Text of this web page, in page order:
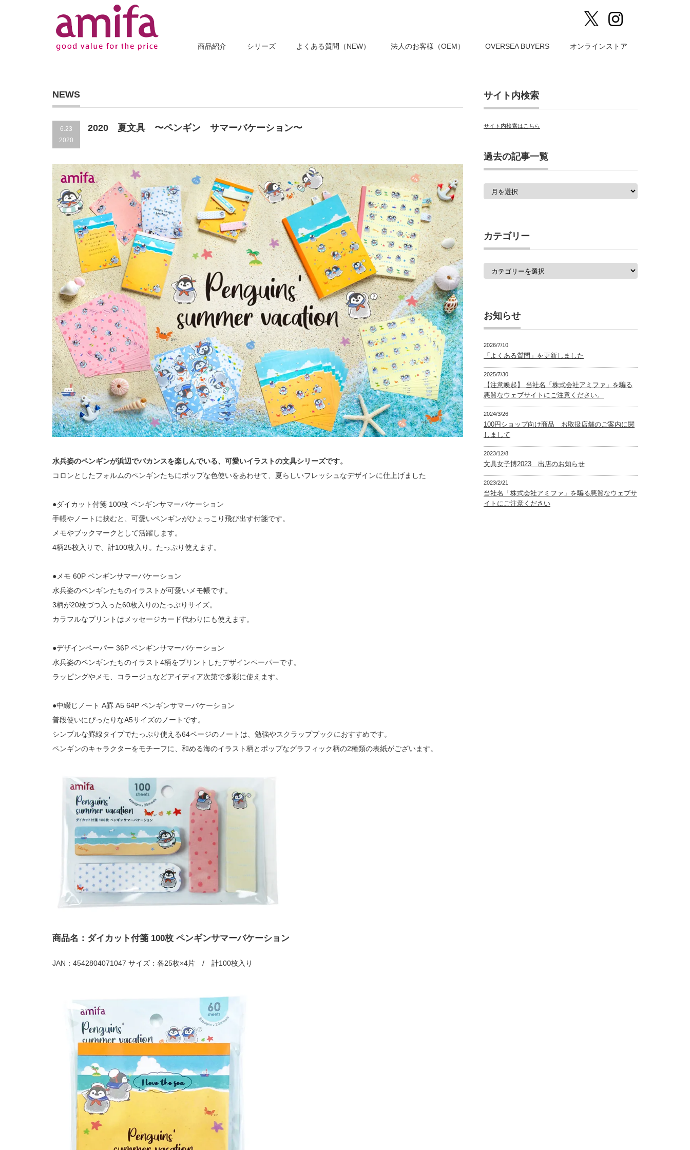
商品紹介 シリーズ よくある質問（NEW） 法人のお客様（OEM） OVERSEA BUYERS オンラインストア
NEWS
6.23
2020
2020 夏文具 〜ペンギン サマーバケーション〜
水兵姿のペンギンが浜辺でバカンスを楽しんでいる、可愛いイラストの文具シリーズです。
コロンとしたフォルムのペンギンたちにポップな色使いをあわせて、夏らしいフレッシュなデザインに仕上げました
●ダイカット付箋 100枚 ペンギンサマーバケーション
手帳やノートに挟むと、可愛いペンギンがひょっこり飛び出す付箋です。
メモやブックマークとして活躍します。
4柄25枚入りで、計100枚入り。たっぷり使えます。
●メモ 60P ペンギンサマーバケーション
水兵姿のペンギンたちのイラストが可愛いメモ帳です。
3柄が20枚づつ入った60枚入りのたっぷりサイズ。
カラフルなプリントはメッセージカード代わりにも使えます。
●デザインペーパー 36P ペンギンサマーバケーション
水兵姿のペンギンたちのイラスト4柄をプリントしたデザインペーパーです。
ラッピングやメモ、コラージュなどアイディア次第で多彩に使えます。
●中綴じノート A罫 A5 64P ペンギンサマーバケーション
普段使いにぴったりなA5サイズのノートです。
シンプルな罫線タイプでたっぷり使える64ページのノートは、勉強やスクラップブックにおすすめです。
ペンギンのキャラクターをモチーフに、和める海のイラスト柄とポップなグラフィック柄の2種類の表紙がございます。
商品名：ダイカット付箋 100枚 ペンギンサマーバケーション
JAN：4542804071047 サイズ：各25枚×4片 / 計100枚入り
サイト内検索
サイト内検索はこちら
過去の記事一覧
過
覧
カテゴリー
カ
お知らせ
2026/7/10
「よくある質問」を更新しました
2025/7/30
【注意喚起】 当社名「株式会社アミファ」を騙る
悪質なウェブサイトにご注意ください。
2024/3/26
100円ショップ向け商品 お取扱店舗のご案内に関
しまして
2023/12/8
文具女子博2023 出店のお知らせ
2023/2/21
当社名「株式会社アミファ」を騙る悪質なウェブサ
イトにご注意ください